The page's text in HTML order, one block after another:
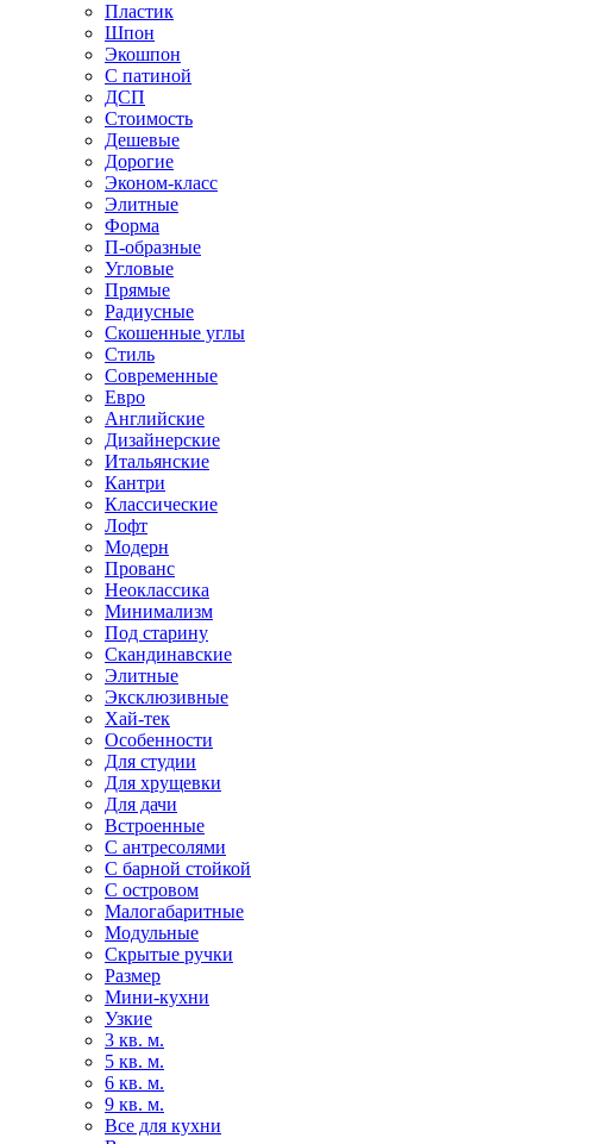
Пластик
Шпон
Экошпон
С патиной
ДСП
Стоимость
Дешевые
Дорогие
Эконом-класс
Элитные
Форма
П-образные
Угловые
Прямые
Радиусные
Скошенные углы
Стиль
Современные
Евро
Английские
Дизайнерские
Итальянские
Кантри
Классические
Лофт
Модерн
Прованс
Неоклассика
Минимализм
Под старину
Скандинавские
Элитные
Эксклюзивные
Хай-тек
Особенности
Для студии
Для хрущевки
Для дачи
Встроенные
С антресолями
С барной стойкой
С островом
Малогабаритные
Модульные
Скрытые ручки
Размер
Мини-кухни
Узкие
3 кв. м.
5 кв. м.
6 кв. м.
9 кв. м.
Все для кухни